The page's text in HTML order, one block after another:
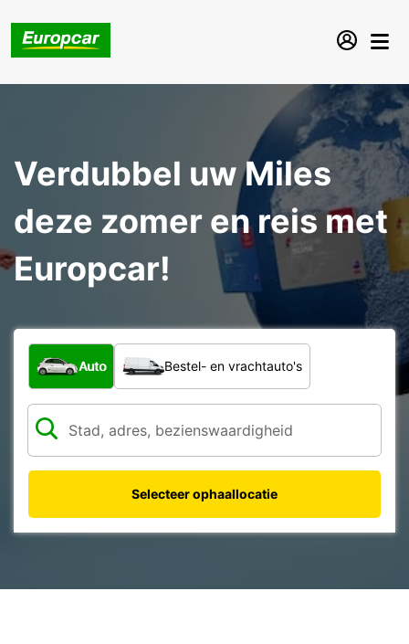
Verdubbel uw Miles
deze zomer en reis met
Europcar!
Welk type voertuig?
Auto Bestel- en vrachtauto's
Selecteer ophaallocatie